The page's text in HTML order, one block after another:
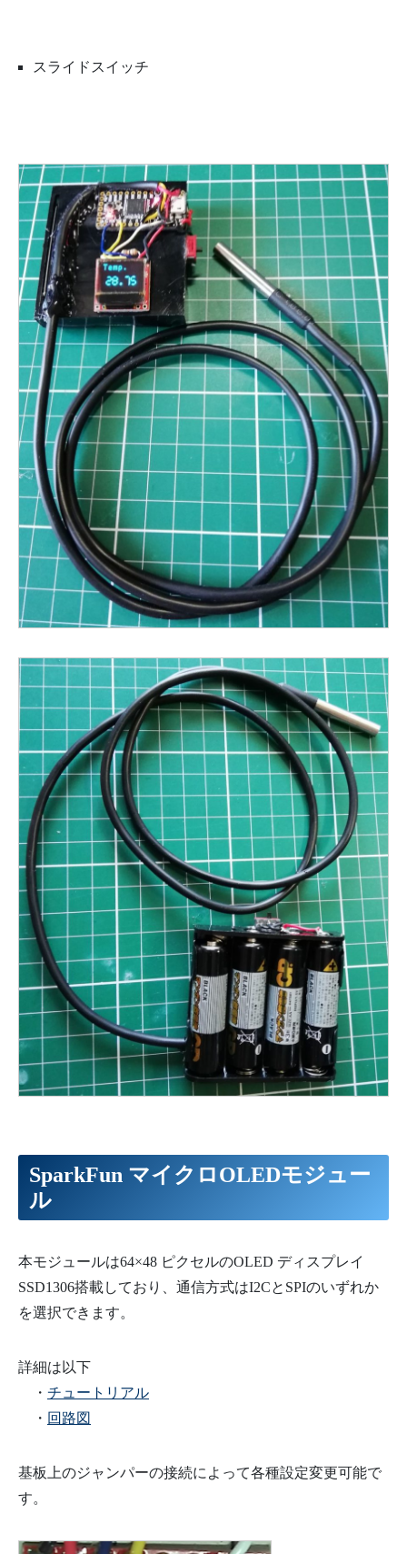
スライドスイッチ
SparkFun マイクロOLEDモジュー
ル
本モジュールは64×48 ピクセルのOLED ディスプレイ
SSD1306搭載しており、通信方式はI2CとSPIのいずれか
を選択できます。
詳細は以下
・ チュートリアル
・ 回路図
基板上のジャンパーの接続によって各種設定変更可能で
す。